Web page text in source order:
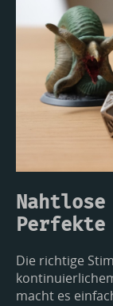
Die richtige
macht es